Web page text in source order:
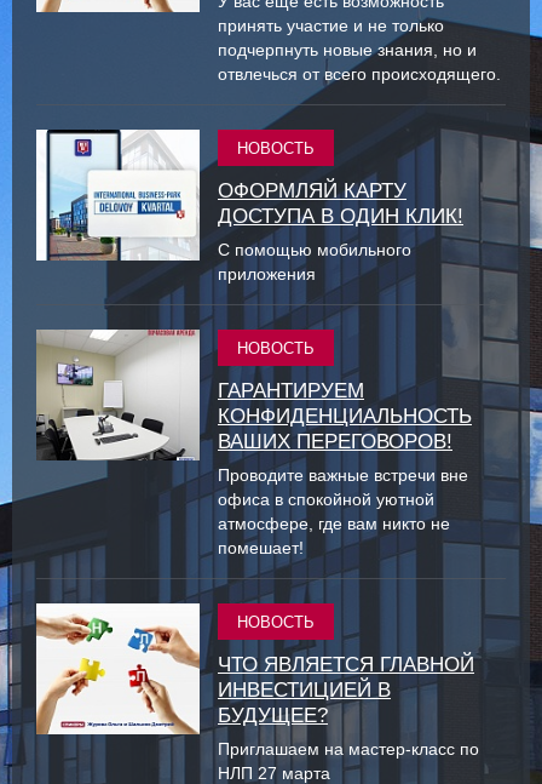
принять участие и не только
подчерпнуть новые знания, но и
отвлечься от всего происходящего.
НОВОСТЬ
ОФОРМЛЯЙ КАРТУ
ДОСТУПА В ОДИН КЛИК!
С помощью мобильного
приложения
НОВОСТЬ
ГАРАНТИРУЕМ
КОНФИДЕНЦИАЛЬНОСТЬ
ВАШИХ ПЕРЕГОВОРОВ!
Проводите важные встречи вне
офиса в спокойной уютной
атмосфере, где вам никто не
помешает!
НОВОСТЬ
ЧТО ЯВЛЯЕТСЯ ГЛАВНОЙ
ИНВЕСТИЦИЕЙ В
БУДУЩЕЕ?
Приглашаем на мастер-класс по
НЛП 27 марта